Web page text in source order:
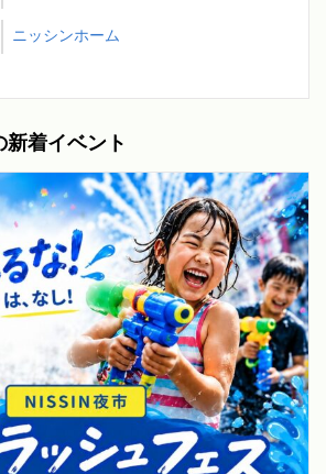
ニッシンホーム
新着イベント